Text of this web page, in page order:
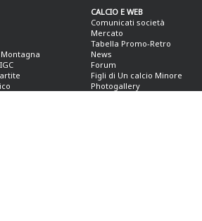
CALCIO E WEB
Comunicati società
Mercato
Tabella Promo-Retro
News
Forum
Figli di Un calcio Minore
Photogallery